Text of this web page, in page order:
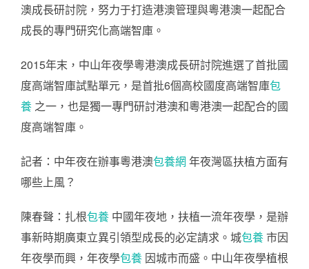
澳成長研討院，努力于打造港澳管理與粵港澳一起配合
成長的專門研究化高端智庫。
2015年末，中山年夜學粵港澳成長研討院進選了首批國
度高端智庫試點單元，是首批6個高校國度高端智庫包
養 之一，也是獨一專門研討港澳和粵港澳一起配合的國
度高端智庫。
記者：中年夜在辦事粵港澳包養網 年夜灣區扶植方面有
哪些上風？
陳春聲：扎根包養 中國年夜地，扶植一流年夜學，是辦
事新時期廣東立異引領型成長的必定請求。城包養市因
年夜學而興，年夜學包養 因城市而盛。中山年夜學植根